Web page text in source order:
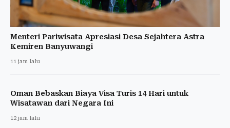
Menteri Pariwisata Apresiasi Desa Sejahtera Astra
Kemiren Banyuwangi
11 jam lalu
Oman Bebaskan Biaya Visa Turis 14 Hari untuk
Wisatawan dari Negara Ini
12 jam lalu